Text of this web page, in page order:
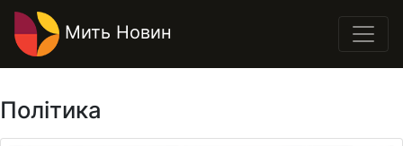
Мить Новин
Політика